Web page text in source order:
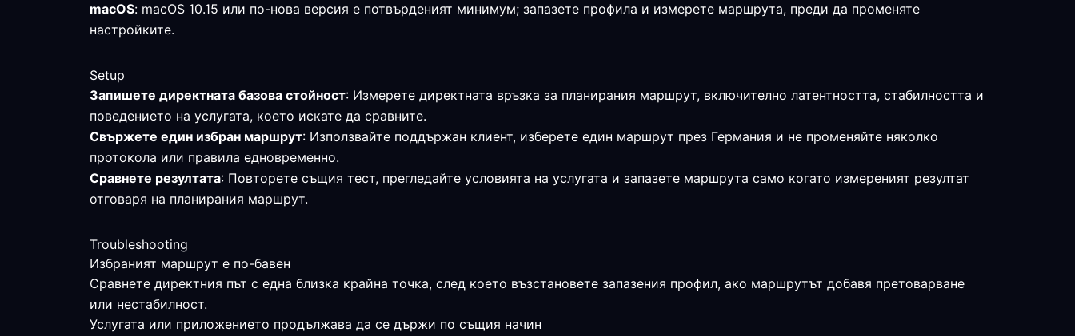
macOS: macOS 10.15 или по-нова версия е потвърденият минимум; запазете профила и измерете маршрута, преди да променяте
настройките.
Setup
Запишете директната базова стойност: Измерете директната връзка за планирания маршрут, включително латентността, стабилността и
поведението на услугата, което искате да сравните.
Свържете един избран маршрут: Използвайте поддържан клиент, изберете един маршрут през Германия и не променяйте няколко
протокола или правила едновременно.
Сравнете резултата: Повторете същия тест, прегледайте условията на услугата и запазете маршрута само когато измереният резултат
отговаря на планирания маршрут.
Troubleshooting
Избраният маршрут е по-бавен
Сравнете директния път с една близка крайна точка, след което възстановете запазения профил, ако маршрутът добавя претоварване
или нестабилност.
Услугата или приложението продължава да се държи по същия начин